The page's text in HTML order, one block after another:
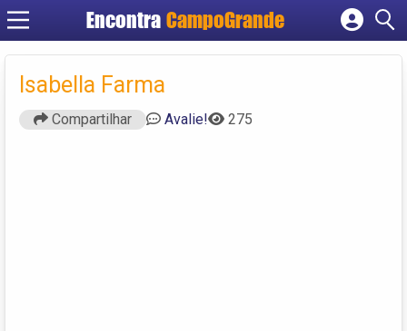
Encontra CampoGrande
Cadastrar empresa
Isabella Farma
Compartilhar Avalie! 275